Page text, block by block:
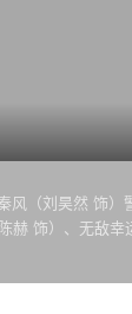
风（刘昊然 饰
饰）、无敌幸
帮围剿，在短